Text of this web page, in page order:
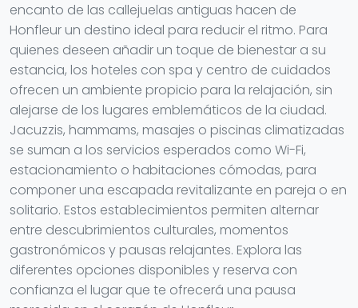
encanto de las callejuelas antiguas hacen de
Honfleur un destino ideal para reducir el ritmo. Para
quienes deseen añadir un toque de bienestar a su
estancia, los hoteles con spa y centro de cuidados
ofrecen un ambiente propicio para la relajación, sin
alejarse de los lugares emblemáticos de la ciudad.
Jacuzzis, hammams, masajes o piscinas climatizadas
se suman a los servicios esperados como Wi-Fi,
estacionamiento o habitaciones cómodas, para
componer una escapada revitalizante en pareja o en
solitario. Estos establecimientos permiten alternar
entre descubrimientos culturales, momentos
gastronómicos y pausas relajantes. Explora las
diferentes opciones disponibles y reserva con
confianza el lugar que te ofrecerá una pausa